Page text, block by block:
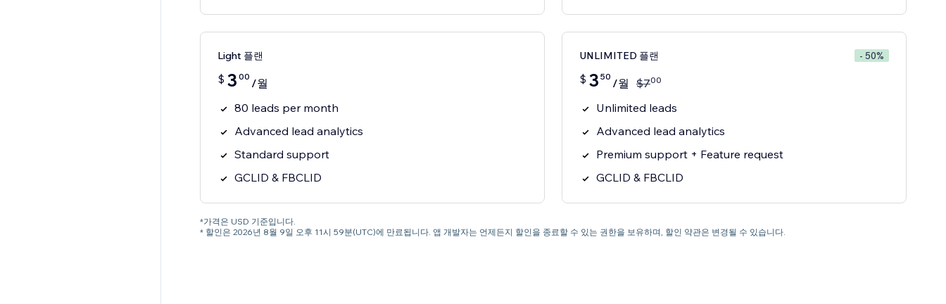
Light 플랜
$ 3 00 /월
80 leads per month
Advanced lead analytics
Standard support
GCLID & FBCLID
UNLIMITED 플랜 - 50%
$ 3 50 /월 $700
Unlimited leads
Advanced lead analytics
Premium support + Feature request
GCLID & FBCLID
*가격은 USD 기준입니다.
* 할인은 2026년 8월 9일 오후 11시 59분(UTC)에 만료됩니다. 앱 개발자는 언제든지 할인을 종료할 수 있는 권한을 보유하며, 할인 약관은 변경될 수 있습니다.